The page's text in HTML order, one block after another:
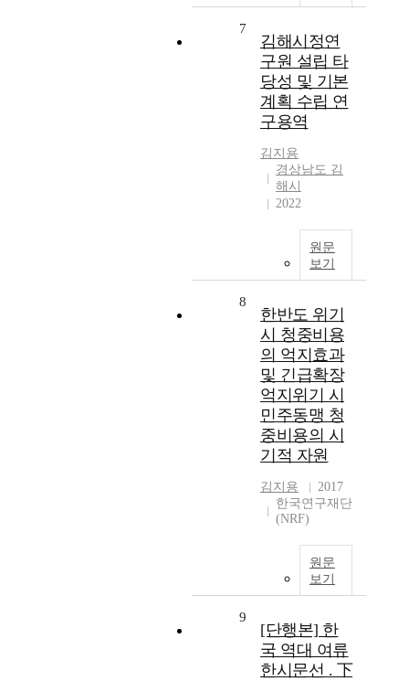
7
김해시정연
구원 설립 타
당성 및 기본
계획 수립 연
구용역
김지용
경상남도 김
해시
2022
원문
보기
8
한반도 위기
시 청중비용
의 억지효과
및 긴급확장
억지위기 시
민주동맹 청
중비용의 시
기적 자원
김지용
2017
한국연구재단
(NRF)
원문
보기
9
[단행본] 한
국 역대 여류
한시문선 . 下